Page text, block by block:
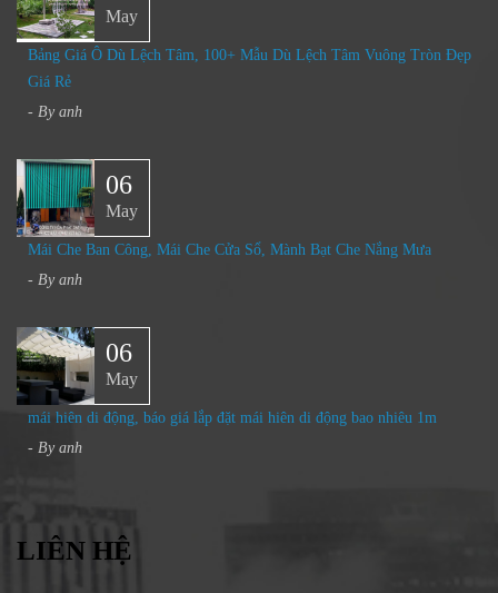
May
Bảng Giá Ô Dù Lệch Tâm, 100+ Mẫu Dù Lệch Tâm Vuông Tròn Đẹp
Giá Rẻ
- By anh
06
May
Mái Che Ban Công, Mái Che Cửa Sổ, Mành Bạt Che Nắng Mưa​
- By anh
06
May
mái hiên di động, báo giá lắp đặt mái hiên di động bao nhiêu 1m
- By anh
LIÊN HỆ